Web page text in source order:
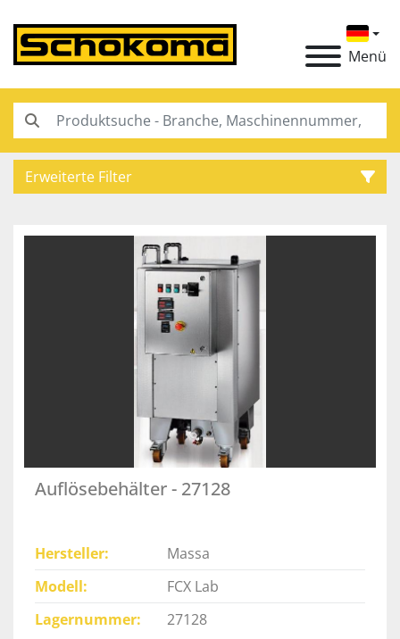
Menü
Erweiterte Filter
Auflösebehälter - 27128
Hersteller
Massa
Modell
FCX Lab
Lagernummer
27128